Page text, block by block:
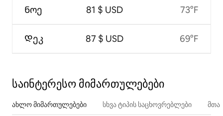
Ნოე
Დეკ
81 $ USD
87 $ USD
73°F
69°F
საინტერესო მიმართულებები
ახლო მიმართულებები სხვა ტიპის საცხოვრებლები